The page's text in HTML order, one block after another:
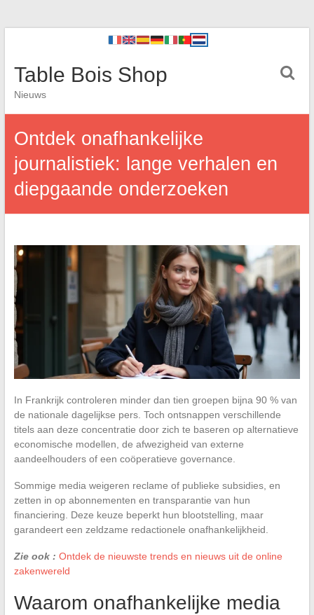
Table Bois Shop
Nieuws
Ontdek onafhankelijke
journalistiek: lange verhalen en
diepgaande onderzoeken
In Frankrijk controleren minder dan tien groepen bijna 90 % van
de nationale dagelijkse pers. Toch ontsnappen verschillende
titels aan deze concentratie door zich te baseren op alternatieve
economische modellen, de afwezigheid van externe
aandeelhouders of een coöperatieve governance.
Sommige media weigeren reclame of publieke subsidies, en
zetten in op abonnementen en transparantie van hun
financiering. Deze keuze beperkt hun blootstelling, maar
garandeert een zeldzame redactionele onafhankelijkheid.
Zie ook : Ontdek de nieuwste trends en nieuws uit de online
zakenwereld
Waarom onafhankelijke media